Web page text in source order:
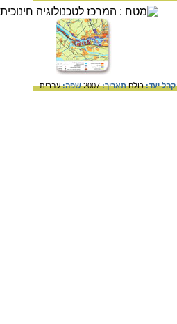
קהל יעד:כולםתאריך:2007 שפה:עברית